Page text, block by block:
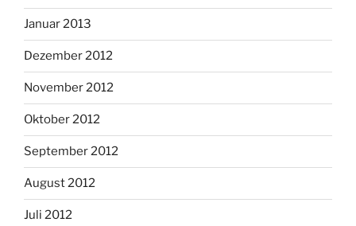
Januar 2013
Dezember 2012
November 2012
Oktober 2012
September 2012
August 2012
Juli 2012